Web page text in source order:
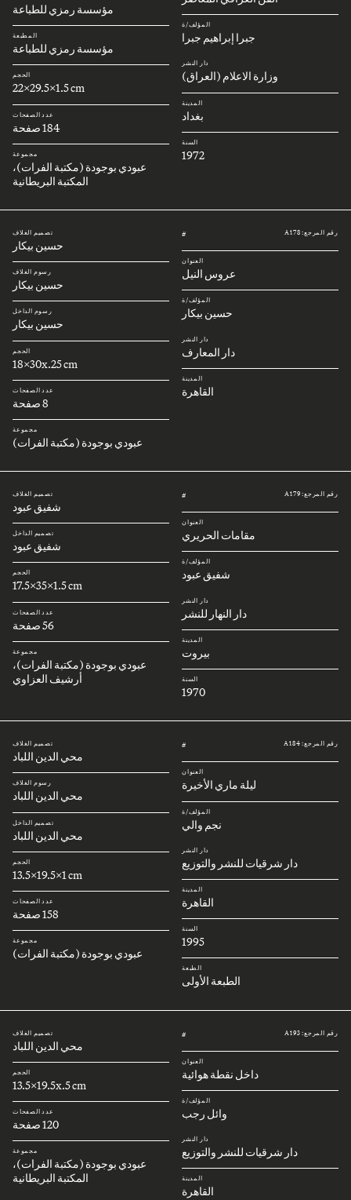
المؤلف/ة
جبرا إبراهيم جبرا
دار النشر
وزارة الاعلام (العراق)
المدينة
بغداد
السنة
1972
مؤسسة رمزي للطباعة
المطبعة
مؤسسة رمزي للطباعة
الحجم
22x29.5x1.5 cm
عدد الصفحات
184 صفحة
مجموعة
عبودي بوجودة (مكتبة الفرات)،
المكتبة البريطانية
رقم المرجع: A178 #
العنوان
عروس النيل
المؤلف/ة
حسين بيكار
دار النشر
دار المعارف
المدينة
القاهرة
تصميم الغلاف
حسين بيكار
رسوم الغلاف
حسين بيكار
رسوم الداخل
حسين بيكار
الحجم
18x30x.25 cm
عدد الصفحات
8 صفحة
مجموعة
عبودي بوجودة (مكتبة الفرات)
رقم المرجع: A179 #
العنوان
مقامات الحريري
المؤلف/ة
شفيق عبود
دار النشر
دار النهار للنشر
المدينة
بيروت
السنة
1970
تصميم الغلاف
شفيق عبود
تصميم الداخل
شفيق عبود
الحجم
17.5x35x1.5 cm
عدد الصفحات
56 صفحة
مجموعة
عبودي بوجودة (مكتبة الفرات)،
أرشيف العزاوي
رقم المرجع: A184 #
العنوان
ليلة ماري الأخيرة
المؤلف/ة
نجم والي
دار النشر
دار شرقيات للنشر والتوزيع
المدينة
القاهرة
السنة
1995
الطبعة
الطبعة الأولى
تصميم الغلاف
محي الدين اللباد
رسوم الغلاف
محي الدين اللباد
تصميم الداخل
محي الدين اللباد
الحجم
13.5x19.5x1 cm
عدد الصفحات
158 صفحة
مجموعة
عبودي بوجودة (مكتبة الفرات)
رقم المرجع: A193 #
العنوان
داخل نقطة هوائية
المؤلف/ة
وائل رجب
دار النشر
دار شرقيات للنشر والتوزيع
المدينة
القاهرة
تصميم الغلاف
محي الدين اللباد
الحجم
13.5x19.5x.5 cm
عدد الصفحات
120 صفحة
مجموعة
عبودي بوجودة (مكتبة الفرات)،
المكتبة البريطانية